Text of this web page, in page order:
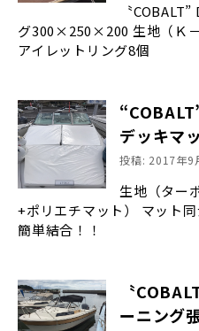
〝
グ300×250×200 生地（Ｋ
アイレットリング8個
デッキマ
投稿: 2017年9
生地（ター
+ポリエチマット） マット
簡単結合！！
〝
ーニング